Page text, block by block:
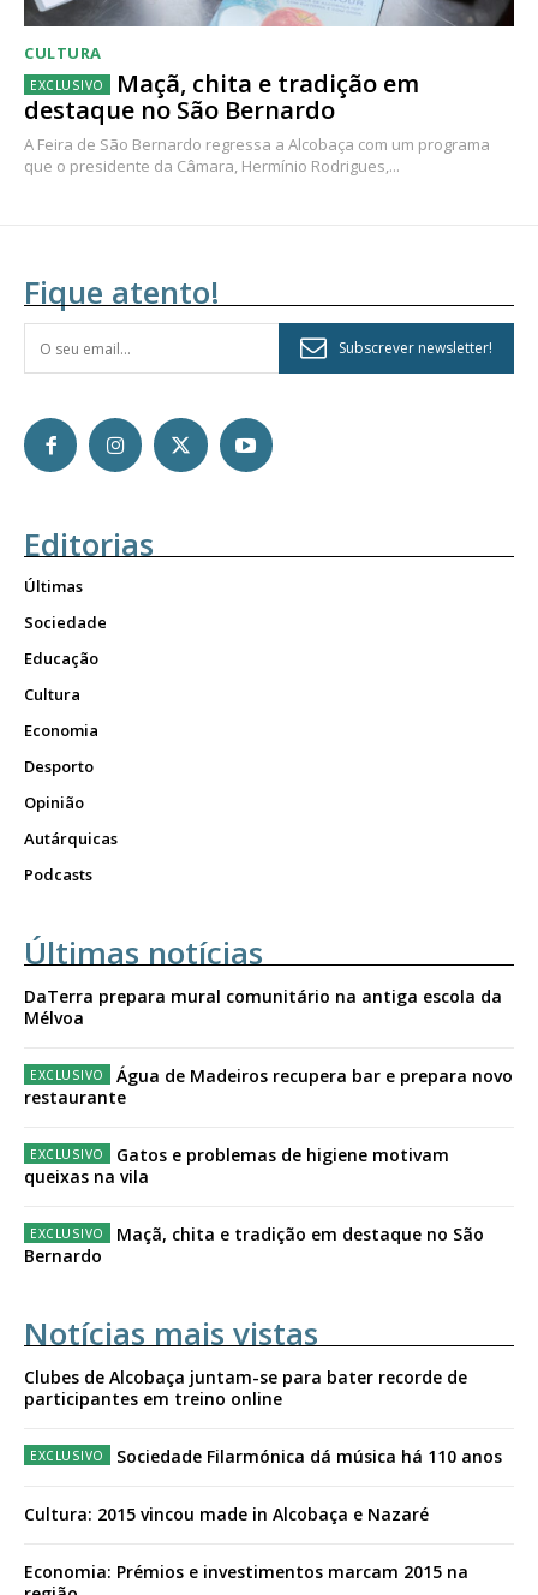
CULTURA
Maçã, chita e tradição em
destaque no São Bernardo
A Feira de São Bernardo regressa a Alcobaça com um programa
que o presidente da Câmara, Hermínio Rodrigues,...
Fique atento!
Subscrever newsletter!
Editorias
Últimas
Sociedade
Educação
Cultura
Economia
Desporto
Opinião
Autárquicas
Podcasts
Últimas notícias
DaTerra prepara mural comunitário na antiga escola da
Mélvoa
Água de Madeiros recupera bar e prepara novo
restaurante
Gatos e problemas de higiene motivam
queixas na vila
Maçã, chita e tradição em destaque no São
Bernardo
Notícias mais vistas
Clubes de Alcobaça juntam-se para bater recorde de
participantes em treino online
Sociedade Filarmónica dá música há 110 anos
Cultura: 2015 vincou made in Alcobaça e Nazaré
Economia: Prémios e investimentos marcam 2015 na